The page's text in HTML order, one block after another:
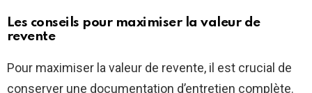
Les conseils pour maximiser la valeur de
revente
Pour maximiser la valeur de revente, il est crucial de
conserver une documentation d’entretien complète.